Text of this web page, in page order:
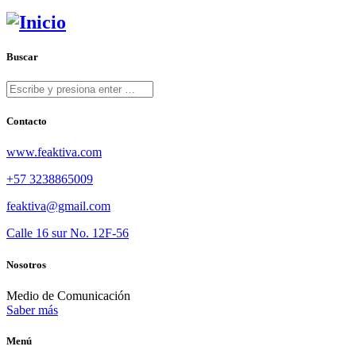
Buscar
Contacto
www.feaktiva.com
+57 3238865009
feaktiva@gmail.com
Calle 16 sur No. 12F-56
Nosotros
Medio de Comunicación
Saber más
Menú